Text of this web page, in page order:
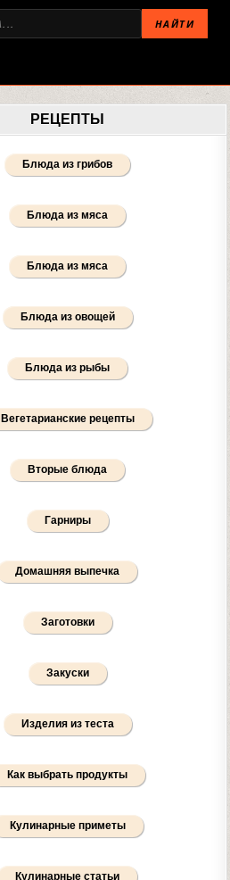
НАЙТИ
РЕЦЕПТЫ
Блюда из грибов
Блюда из мяса
Блюда из мяса
Блюда из овощей
Блюда из рыбы
Вегетарианские рецепты
Вторые блюда
Гарниры
Домашняя выпечка
Заготовки
Закуски
Изделия из теста
Как выбрать продукты
Кулинарные приметы
Кулинарные статьи